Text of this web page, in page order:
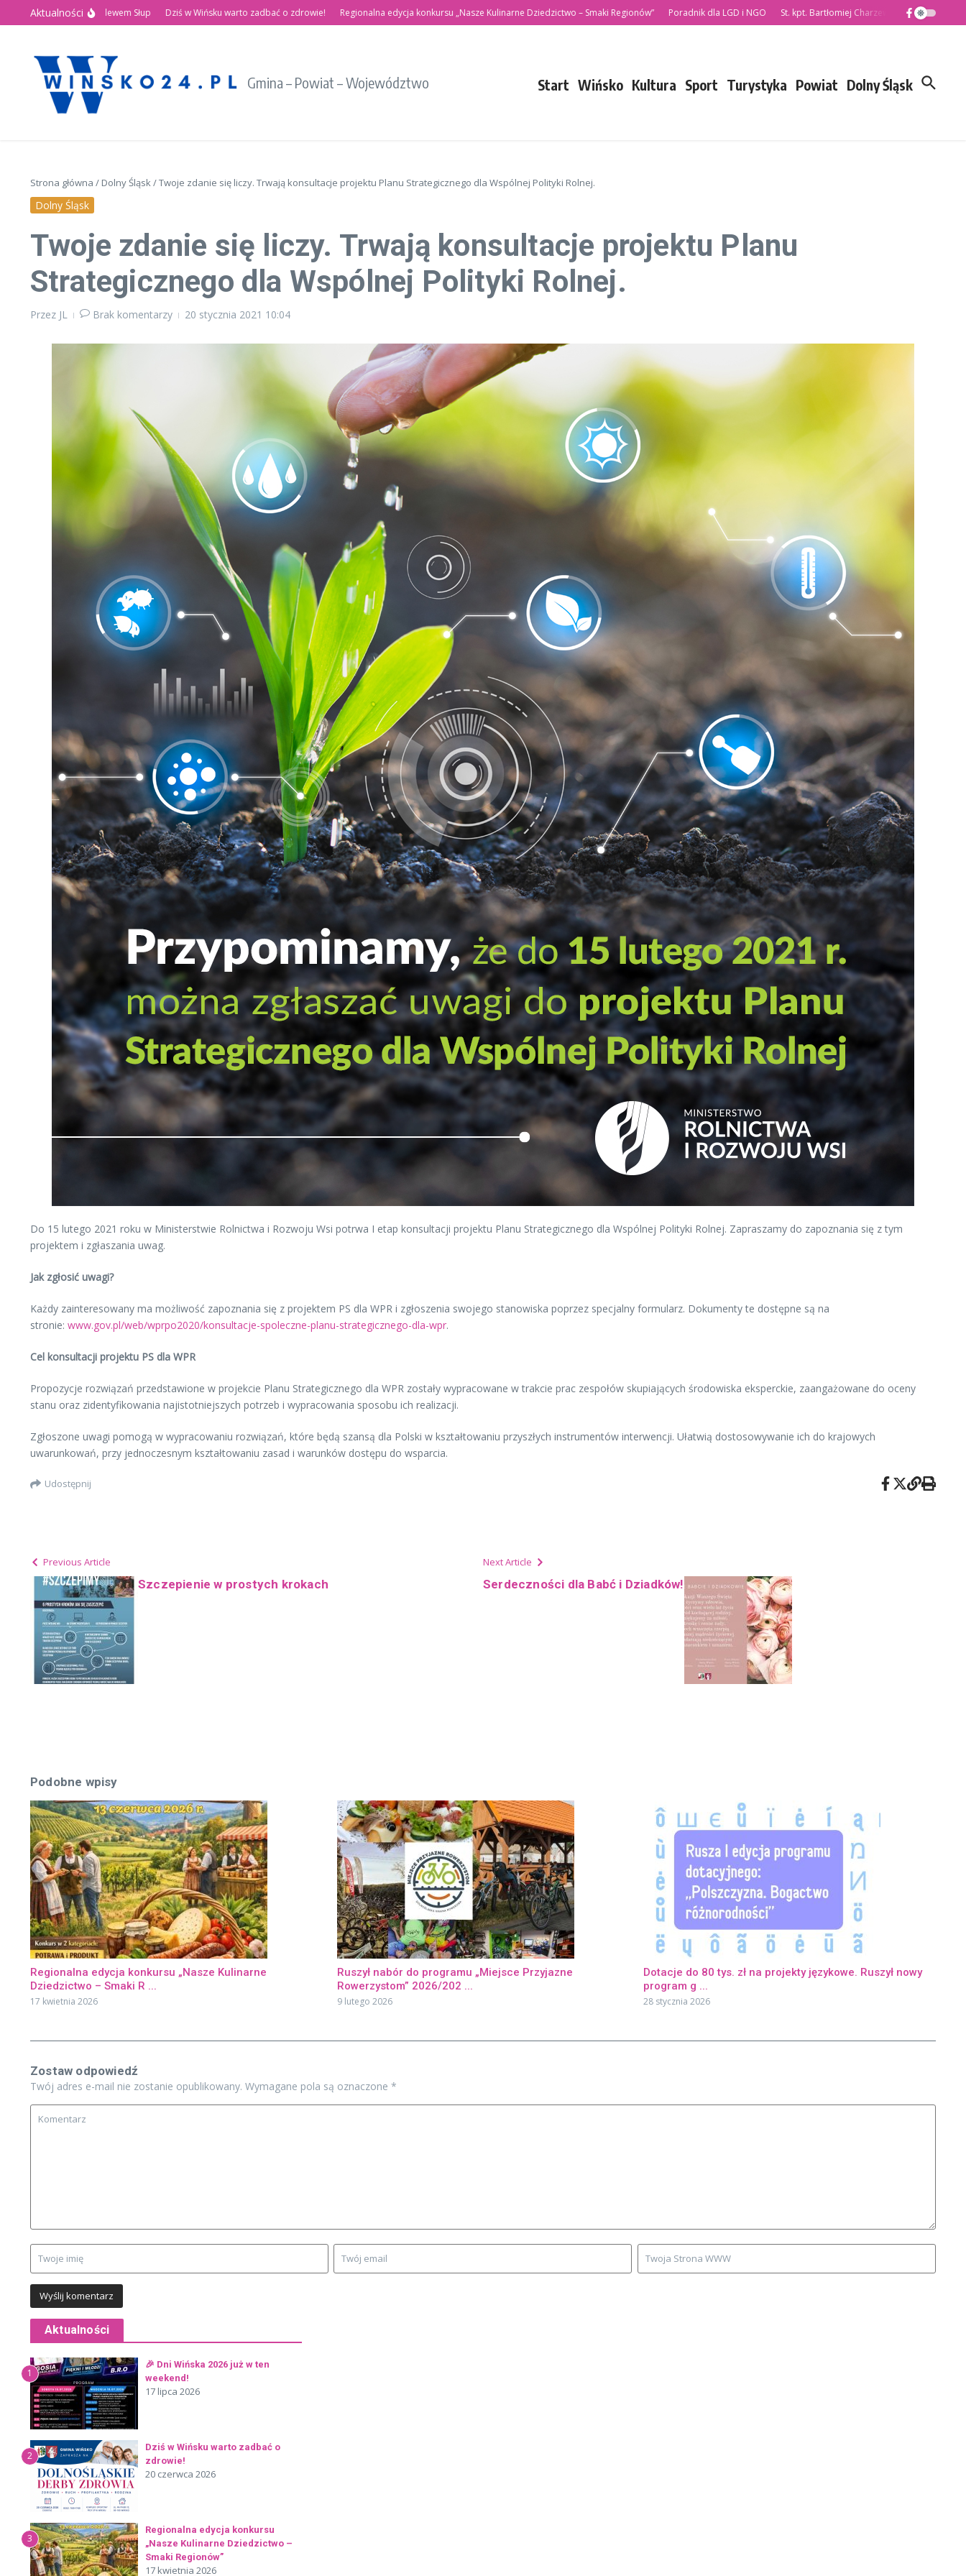
Przejdź do treści
Aktualności
Święto nad Zalewem Słup Dziś w Wińsku warto zadbać o zdrowie! Regionalna edycja konkursu „Nasze Kulinarne Dziedzictwo – Smaki Regionów” Poradnik dla LGD i NGO St. kpt. Bartłomiej Charzewski nowym Komendantem
Gmina – Powiat – Województwo Start Wińsko Kultura Sport Turystyka Powiat Dolny Śląsk
Strona główna / Dolny Śląsk/Twoje zdanie się liczy. Trwają konsultacje projektu Planu Strategicznego dla Wspólnej Polityki Rolnej.
Dolny Śląsk
Twoje zdanie się liczy. Trwają konsultacje projektu Planu
Strategicznego dla Wspólnej Polityki Rolnej.
Przez JL Brak komentarzy 20 stycznia 2021 10:04
Do 15 lutego 2021 roku w Ministerstwie Rolnictwa i Rozwoju Wsi potrwa I etap konsultacji projektu Planu Strategicznego dla Wspólnej Polityki Rolnej. Zapraszamy do zapoznania się z tym
projektem i zgłaszania uwag.
Jak zgłosić uwagi?
Każdy zainteresowany ma możliwość zapoznania się z projektem PS dla WPR i zgłoszenia swojego stanowiska poprzez specjalny formularz. Dokumenty te dostępne są na
stronie: www.gov.pl/web/wprpo2020/konsultacje-spoleczne-planu-strategicznego-dla-wpr.
Cel konsultacji projektu PS dla WPR
Propozycje rozwiązań przedstawione w projekcie Planu Strategicznego dla WPR zostały wypracowane w trakcie prac zespołów skupiających środowiska eksperckie, zaangażowane do oceny
stanu oraz zidentyfikowania najistotniejszych potrzeb i wypracowania sposobu ich realizacji.
Zgłoszone uwagi pomogą w wypracowaniu rozwiązań, które będą szansą dla Polski w kształtowaniu przyszłych instrumentów interwencji. Ułatwią dostosowywanie ich do krajowych
uwarunkowań, przy jednoczesnym kształtowaniu zasad i warunków dostępu do wsparcia.
Udostępnij
Previous Article
Szczepienie w prostych krokach
Next Article
Serdeczności dla Babć i Dziadków!
Podobne wpisy
Regionalna edycja konkursu „Nasze Kulinarne
Dziedzictwo – Smaki R ...
17 kwietnia 2026
Ruszył nabór do programu „Miejsce Przyjazne
Rowerzystom” 2026/202 ...
9 lutego 2026
Dotacje do 80 tys. zł na projekty językowe. Ruszył nowy
program g ...
28 stycznia 2026
Zostaw odpowiedź
Twój adres e-mail nie zostanie opublikowany. Wymagane pola są oznaczone *
Aktualności
1
🎉 Dni Wińska 2026 już w ten
weekend!
17 lipca 2026
2
Dziś w Wińsku warto zadbać o
zdrowie!
20 czerwca 2026
3
Regionalna edycja konkursu
„Nasze Kulinarne Dziedzictwo –
Smaki Regionów”
17 kwietnia 2026